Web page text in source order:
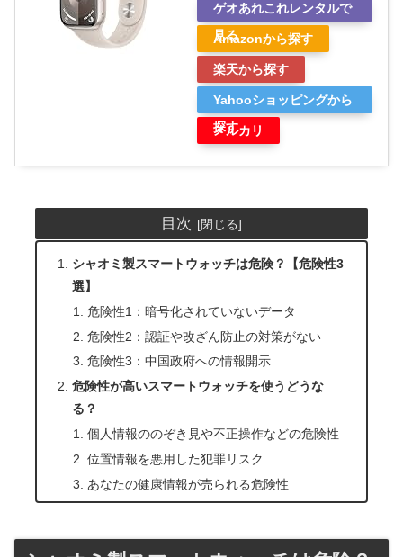
ゲオあれこれレンタルで
見る
Amazonから探す
楽天から探す
Yahooショッピングから
探す
メルカリ
目次
シャオミ製スマートウォッチは危険？【危険性3
選】
危険性1：暗号化されていないデータ
危険性2：認証や改ざん防止の対策がない
危険性3：中国政府への情報開示
危険性が高いスマートウォッチを使うどうな
る？
個人情報ののぞき見や不正操作などの危険性
位置情報を悪用した犯罪リスク
あなたの健康情報が売られる危険性